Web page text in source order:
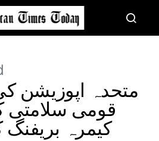
متحدہ اپوزیشن
قومی سلامتی
کیمرہ بریفنگ